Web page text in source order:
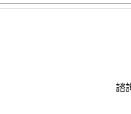
諮